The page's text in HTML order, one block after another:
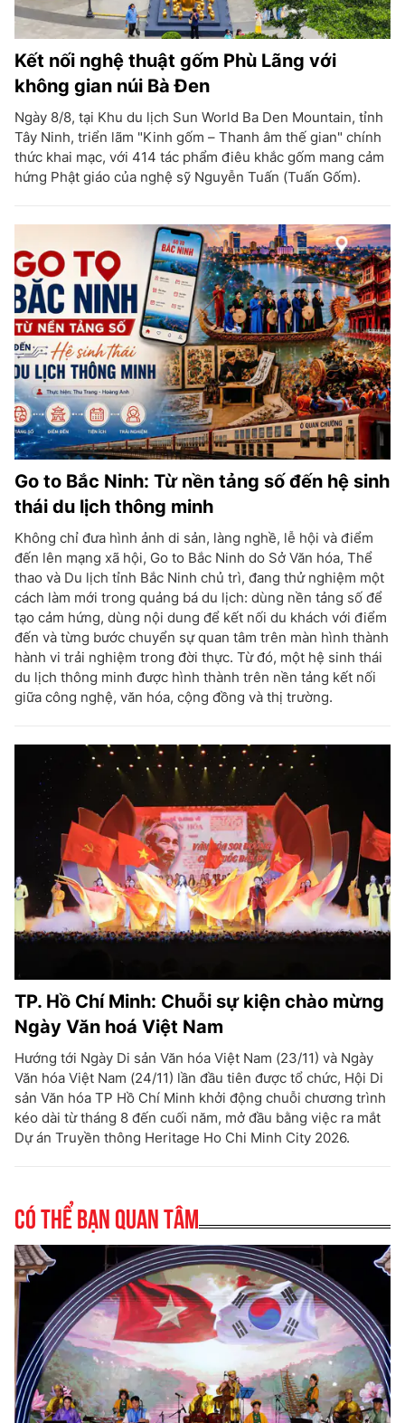
Kết nối nghệ thuật gốm Phù Lãng với
không gian núi Bà Đen
Ngày 8/8, tại Khu du lịch Sun World Ba Den Mountain, tỉnh
Tây Ninh, triển lãm "Kinh gốm – Thanh âm thế gian" chính
thức khai mạc, với 414 tác phẩm điêu khắc gốm mang cảm
hứng Phật giáo của nghệ sỹ Nguyễn Tuấn (Tuấn Gốm).
Go to Bắc Ninh: Từ nền tảng số đến hệ sinh
thái du lịch thông minh
Không chỉ đưa hình ảnh di sản, làng nghề, lễ hội và điểm
đến lên mạng xã hội, Go to Bắc Ninh do Sở Văn hóa, Thể
thao và Du lịch tỉnh Bắc Ninh chủ trì, đang thử nghiệm một
cách làm mới trong quảng bá du lịch: dùng nền tảng số để
tạo cảm hứng, dùng nội dung để kết nối du khách với điểm
đến và từng bước chuyển sự quan tâm trên màn hình thành
hành vi trải nghiệm trong đời thực. Từ đó, một hệ sinh thái
du lịch thông minh được hình thành trên nền tảng kết nối
giữa công nghệ, văn hóa, cộng đồng và thị trường.
TP. Hồ Chí Minh: Chuỗi sự kiện chào mừng
Ngày Văn hoá Việt Nam
Hướng tới Ngày Di sản Văn hóa Việt Nam (23/11) và Ngày
Văn hóa Việt Nam (24/11) lần đầu tiên được tổ chức, Hội Di
sản Văn hóa TP Hồ Chí Minh khởi động chuỗi chương trình
kéo dài từ tháng 8 đến cuối năm, mở đầu bằng việc ra mắt
Dự án Truyền thông Heritage Ho Chi Minh City 2026.
Có thể bạn quan tâm